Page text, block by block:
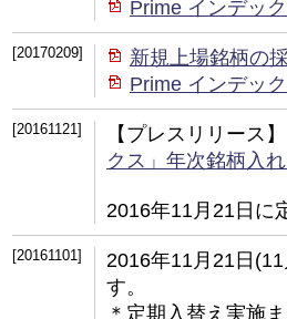
Prime インデッ
[20170209]
新規上場銘柄の
Prime インデッ
[20161121]
【プレスリリース】
クス」年次銘柄入
2016年11月21日に
[20161101]
2016年11月21日
す。
＊定期入替え実施